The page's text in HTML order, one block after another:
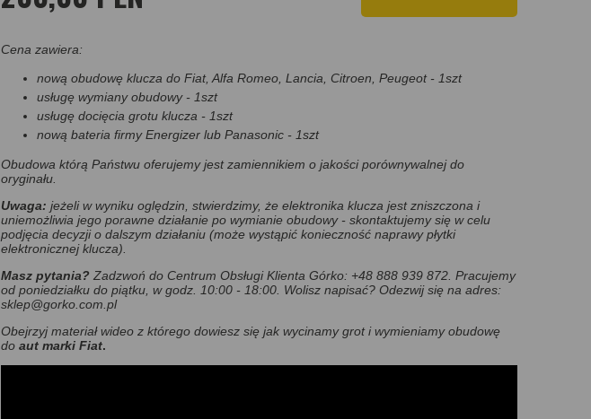
Cena zawiera:
nową obudowę klucza do Fiat, Alfa Romeo, Lancia, Citroen, Peugeot - 1szt
usługę wymiany obudowy - 1szt
usługę docięcia grotu klucza - 1szt
nową bateria firmy Energizer lub Panasonic - 1szt
Obudowa którą Państwu oferujemy jest zamiennikiem o jakości porównywalnej do
oryginału.
Uwaga: jeżeli w wyniku oględzin, stwierdzimy, że elektronika klucza jest zniszczona i
uniemożliwia jego porawne działanie po wymianie obudowy - skontaktujemy się w celu
podjęcia decyzji o dalszym działaniu (może wystąpić konieczność naprawy płytki
elektronicznej klucza).
Masz pytania? Zadzwoń do Centrum Obsługi Klienta Górko: +48 888 939 872. Pracujemy
od poniedziałku do piątku, w godz. 10:00 - 18:00. Wolisz napisać? Odezwij się na adres:
sklep@gorko.com.pl
Obejrzyj materiał wideo z którego dowiesz się jak wycinamy grot i wymieniamy obudowę
do aut marki Fiat.